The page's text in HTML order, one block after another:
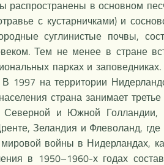
распространены в основном
с кустарничками) и
суглинистые почвы,
Тем не менее в стране
парках и заповедниках.
В 1997 на территории
страна занимает
и Южной Голландии,
Зеландия и Флеволанд,
войны в Нидерландах,
в 1950–1960-х годах